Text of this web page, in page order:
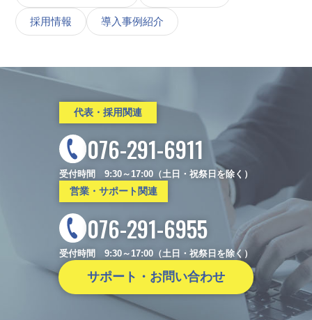
採用情報 導入事例紹介
代表・採用関連
076-291-6911
受付時間 9:30～17:00（土日・祝祭日を除く）
営業・サポート関連
076-291-6955
受付時間 9:30～17:00（土日・祝祭日を除く）
サポート・お問い合わせ